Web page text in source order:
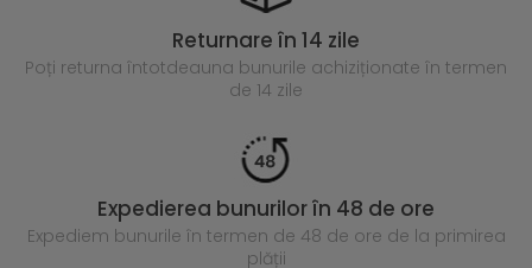
Returnare în 14 zile
Poți returna întotdeauna bunurile achiziționate în termen
de 14 zile
Expedierea bunurilor în 48 de ore
Expediem bunurile în termen de 48 de ore de la primirea
plății